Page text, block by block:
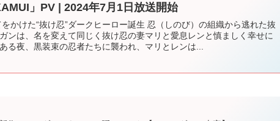
」PV | 2024年7月1日放送開始
かけた“抜け忍”ダークヒーロー誕生 忍（しのび）の組織から逃れた抜
ンは、名を変えて同じく抜け忍の妻マリと愛息レンと慎ましく幸せに
る夜、黒装束の忍者たちに襲われ、マリとレンは...